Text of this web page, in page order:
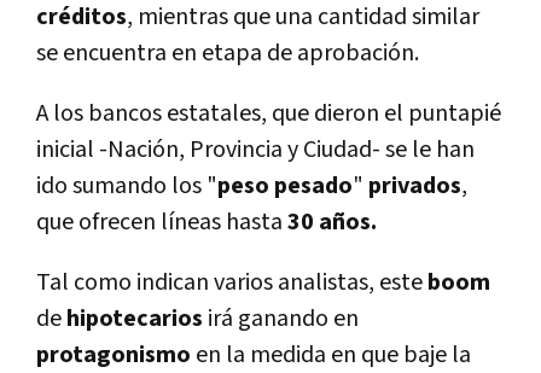
créditos, mientras que una cantidad similar
se encuentra en etapa de aprobación.
A los bancos estatales, que dieron el puntapié
inicial -Nación, Provincia y Ciudad- se le han
ido sumando los "peso pesado" privados,
que ofrecen lí­neas hasta30 años.
Tal como indican varios analistas, esteboom
dehipotecarios irá ganando en
protagonismo en la medida en que baje la